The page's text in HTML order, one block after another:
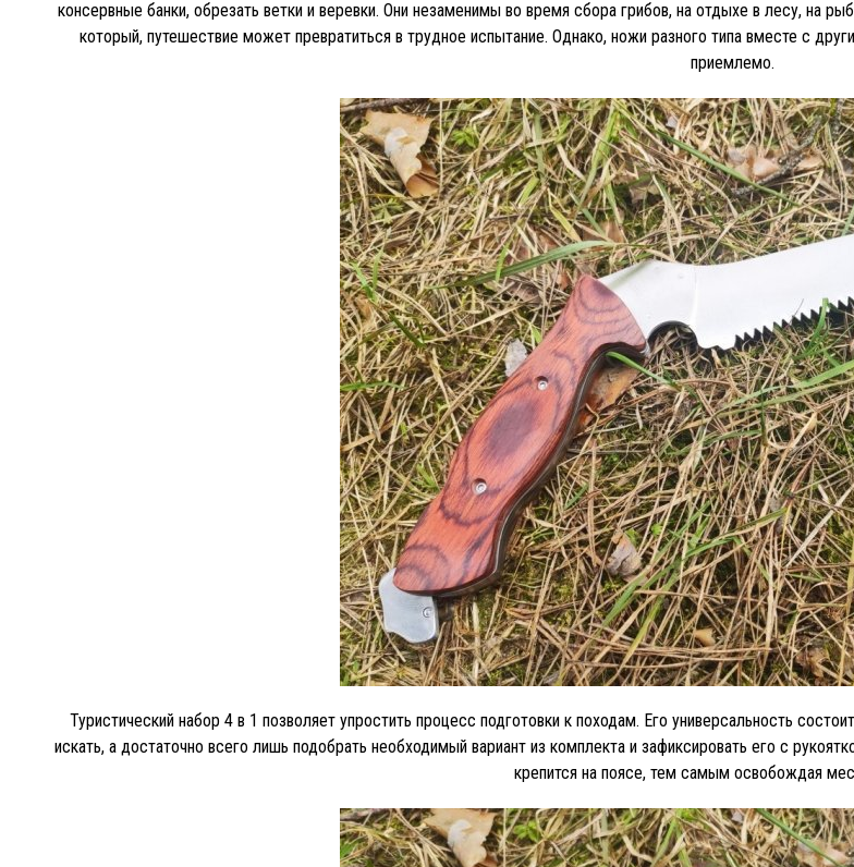
консервные банки, обрезать ветки и веревки. Они незаменимы во время сбора грибов, на отдыхе в лесу, на
который, путешествие может превратиться в трудное испытание. Однако, ножи разного типа вместе с
приемлемо.
Туристический набор 4 в 1 позволяет упростить процесс подготовки к походам. Его универсальность
искать, а достаточно всего лишь подобрать необходимый вариант из комплекта и зафиксировать его с
крепится на поясе, тем самым освобождая